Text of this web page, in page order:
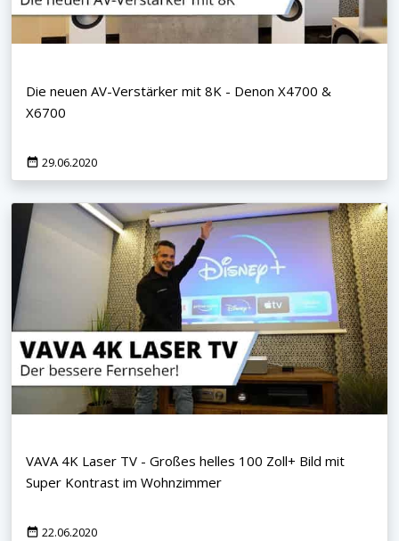
Die neuen AV-Verstärker mit 8K - Denon X4700 &
X6700
29.06.2020
VAVA 4K Laser TV - Großes helles 100 Zoll+ Bild mit
Super Kontrast im Wohnzimmer
22.06.2020